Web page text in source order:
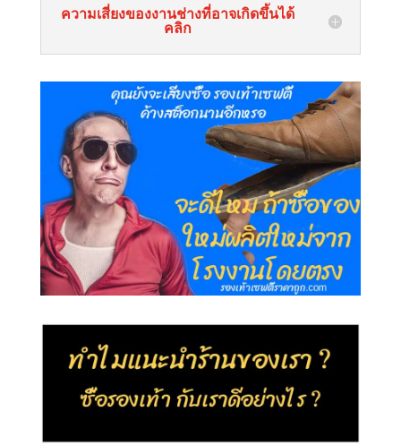
ความเสี่ยงของงานช่างที่อาจเกิดขึ้นได้
คลิก